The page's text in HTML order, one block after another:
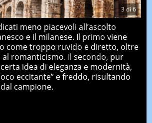
3di6
meno piacevoli all’ascolto
e il milanese. Il primo viene
come troppo ruvido e diretto, oltre
al romanticismo. Il secondo, pur
idea di eleganza e modernità,
eccitante” e freddo, risultando
campione.